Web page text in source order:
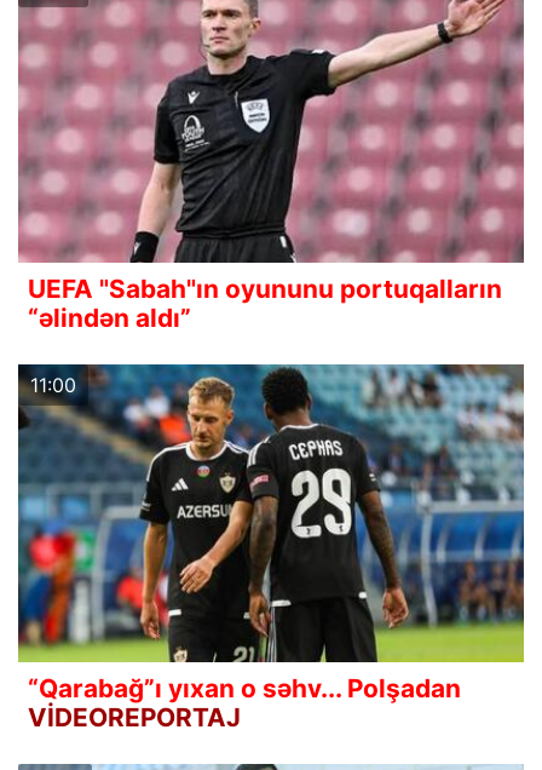
UEFA "Sabah"ın oyununu portuqalların
“əlindən aldı”
11:00
“Qarabağ”ı yıxan o səhv... Polşadan
VİDEOREPORTAJ